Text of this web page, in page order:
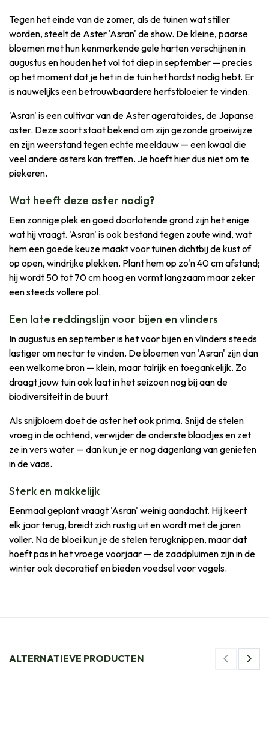
Tegen het einde van de zomer, als de tuinen wat stiller
worden, steelt de Aster 'Asran' de show. De kleine, paarse
bloemen met hun kenmerkende gele harten verschijnen in
augustus en houden het vol tot diep in september — precies
op het moment dat je het in de tuin het hardst nodig hebt. Er
is nauwelijks een betrouwbaardere herfstbloeier te vinden.
'Asran' is een cultivar van de Aster ageratoides, de Japanse
aster. Deze soort staat bekend om zijn gezonde groeiwijze
en zijn weerstand tegen echte meeldauw — een kwaal die
veel andere asters kan treffen. Je hoeft hier dus niet om te
piekeren.
Wat heeft deze aster nodig?
Een zonnige plek en goed doorlatende grond zijn het enige
wat hij vraagt. 'Asran' is ook bestand tegen zoute wind, wat
hem een goede keuze maakt voor tuinen dichtbij de kust of
op open, windrijke plekken. Plant hem op zo'n 40 cm afstand;
hij wordt 50 tot 70 cm hoog en vormt langzaam maar zeker
een steeds vollere pol.
Een late reddingslijn voor bijen en vlinders
In augustus en september is het voor bijen en vlinders steeds
lastiger om nectar te vinden. De bloemen van 'Asran' zijn dan
een welkome bron — klein, maar talrijk en toegankelijk. Zo
draagt jouw tuin ook laat in het seizoen nog bij aan de
biodiversiteit in de buurt.
Als snijbloem doet de aster het ook prima. Snijd de stelen
vroeg in de ochtend, verwijder de onderste blaadjes en zet
ze in vers water — dan kun je er nog dagenlang van genieten
in de vaas.
Sterk en makkelijk
Eenmaal geplant vraagt 'Asran' weinig aandacht. Hij keert
elk jaar terug, breidt zich rustig uit en wordt met de jaren
voller. Na de bloei kun je de stelen terugknippen, maar dat
hoeft pas in het vroege voorjaar — de zaadpluimen zijn in de
winter ook decoratief en bieden voedsel voor vogels.
ALTERNATIEVE PRODUCTEN